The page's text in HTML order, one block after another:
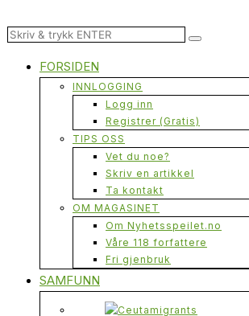
FORSIDEN
INNLOGGING
Logg inn
Registrer (Gratis)
TIPS OSS
Vet du noe?
Skriv en artikkel
Ta kontakt
OM MAGASINET
Om Nyhetsspeilet.no
Våre 118 forfattere
Fri gjenbruk
SAMFUNN